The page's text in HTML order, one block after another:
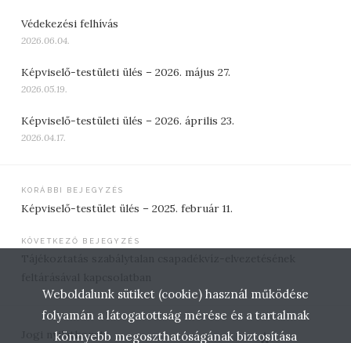
Védekezési felhívás
2026.06.04.
Képviselő-testületi ülés – 2026. május 27.
2026.05.19.
Képviselő-testületi ülés – 2026. április 23.
2026.04.17.
Bejegyzés
navigáció
KORÁBBI BEJEGYZÉS
Képviselő-testület ülés – 2025. február 11.
KÖVETKEZŐ BEJEGYZÉS
Jogi nyilatkozat
Weboldalunk sütiket (cookie) használ működése
folyamán a látogatottság mérése és a tartalmak
könnyebb megoszthatóságának biztosítása